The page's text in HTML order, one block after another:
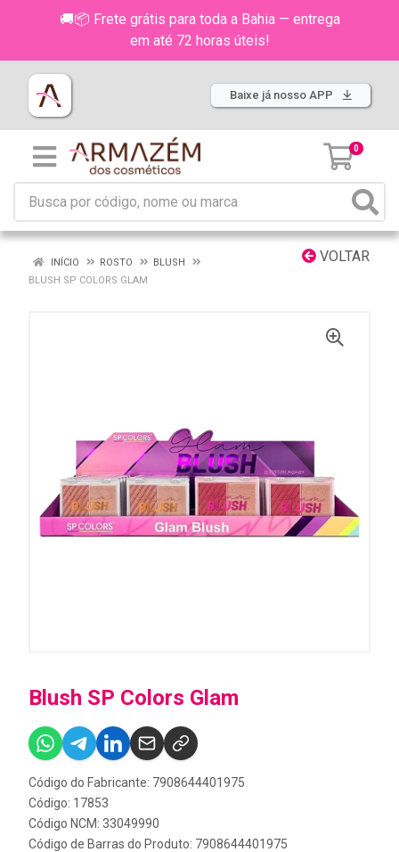
🚚📦 Frete grátis para toda a Bahia — entrega
em até 72 horas úteis!
Baixe já nosso APP
0
VOLTAR
INÍCIO ROSTO
BLUSH
BLUSH SP COLORS GLAM
Blush SP Colors Glam
Código do Fabricante: 7908644401975
Código: 17853
Código NCM: 33049990
Código de Barras do Produto: 7908644401975